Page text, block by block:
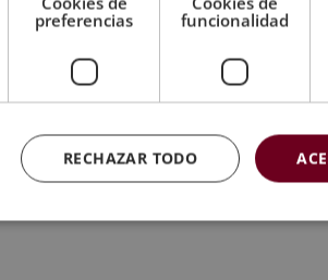
Esta formación no conduce a la
preferencias
funcionalidad
RECHAZAR TODO